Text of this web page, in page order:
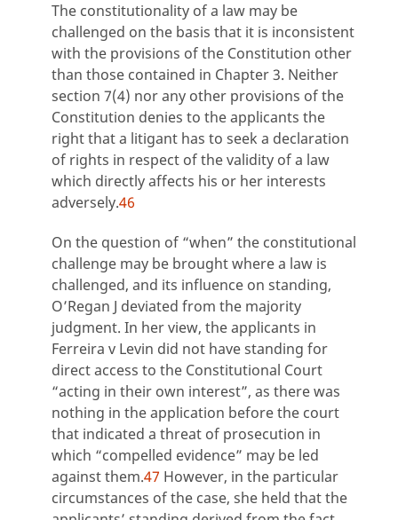
The constitutionality of a law may be
challenged on the basis that it is inconsistent
with the provisions of the Constitution other
than those contained in Chapter 3. Neither
section 7(4) nor any other provisions of the
Constitution denies to the applicants the
right that a litigant has to seek a declaration
of rights in respect of the validity of a law
which directly affects his or her interests
adversely.46
On the question of “when” the constitutional
challenge may be brought where a law is
challenged, and its influence on standing,
O’Regan J deviated from the majority
judgment. In her view, the applicants in
Ferreira v Levin did not have standing for
direct access to the Constitutional Court
“acting in their own interest”, as there was
nothing in the application before the court
that indicated a threat of prosecution in
which “compelled evidence” may be led
against them.47 However, in the particular
circumstances of the case, she held that the